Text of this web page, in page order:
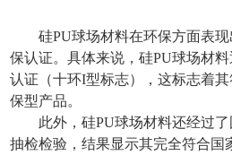
硅PU球场材料在环保方面表
保认证。具体来说，硅PU球场材
认证（十环I型标志），这标志着
保型产品。
此外，硅PU球场材料还经过
抽检检验，结果显示其完全符合国